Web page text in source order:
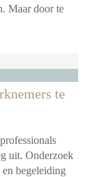
Maar door te
te
uit. Onderzoek
begeleiding